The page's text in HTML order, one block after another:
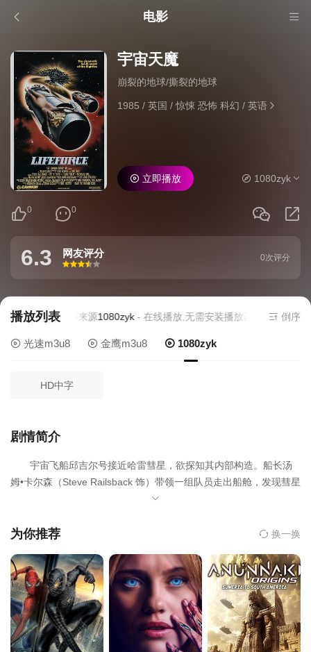
电影
宇宙天魔
崩裂的地球/撕裂的地球
1985 / 英国 / 惊悚 恐怖 科幻/ 英语
0 0
立即播放 1080zyk
6.3 网友评分
很差
较差还行推荐力荐
0次评分
播放列表
当前资源来源1080zyk- 在线播放,无需安装播放器 倒序
光速m3u8 金鹰m3u8 1080zyk
HD中字
剧情简介
宇宙飞船邱吉尔号接近哈雷彗星，欲探知其内部构造。船长汤
姆•卡尔森（Steve Railsback 饰）带领一组队员走出船舱，发现彗星
内部藏有一艘废弃的飞船，内有多具奇怪生物的干尸以及三个沉睡
三十天后，空无一人的邱吉尔号飞临地球，航天总署派出哥伦
人，而机组成员全部死亡。回到地球后，三个人中的女性（Mathilda
May 饰）突然苏醒，吸取了年轻守卫的精气。之后守卫变成干尸，
并最终风化。不久其他两人苏醒，似乎一场灾难正降临地球……
为你推荐 换一换